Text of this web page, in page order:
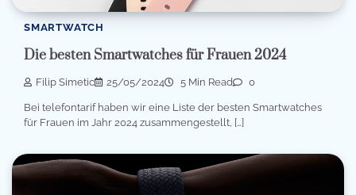
SMARTWATCH
Die besten Smartwatches für Frauen 2024
Filip Simetic 25/05/2024 5 Min Read 0
Bei telefontarif haben wir eine Liste der besten Smartwatches
für Frauen im Jahr 2024 zusammengestellt, […]